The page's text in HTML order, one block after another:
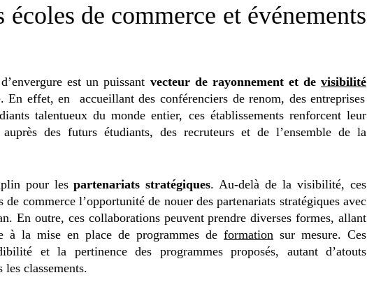
écoles de commerce et événements
est un puissant vecteur de rayonnement et devisibilité
En effet, en accueillant des conférenciers de renom, des entreprises
talentueux du monde entier, ces établissements renforcent leur
des futurs étudiants, des recruteurs et de l’ensemble de la
pour lespartenariats stratégiques. Au-delà de la visibilité, ces
commerce l’opportunité de nouer des partenariats stratégiques avec
En outre, ces collaborations peuvent prendre diverses formes, allant
à la mise en place de programmes de formation sur mesure. Ces
et la pertinence des programmes proposés, autant d’atouts
classements.